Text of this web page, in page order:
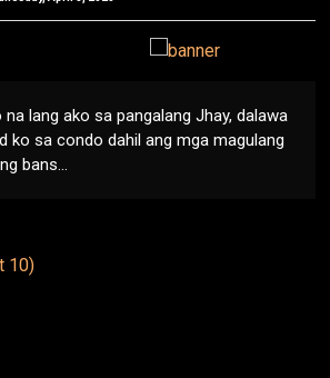
lang ako sa pangalang Jhay, dalawa
ko sa condo dahil ang mga magulang
bans...
10)